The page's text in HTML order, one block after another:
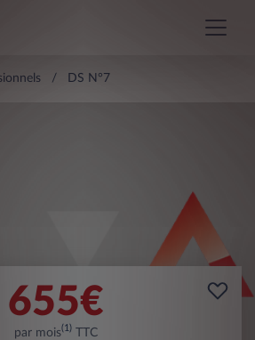
DS N°7
655€
par mois(1) TTC